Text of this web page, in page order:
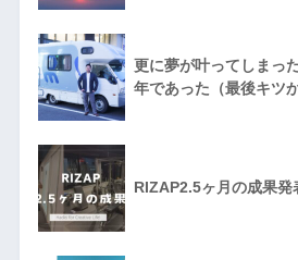
更に夢が叶ってしまっ
年であった（最後キツ
RIZAP2.5ヶ月の成果発